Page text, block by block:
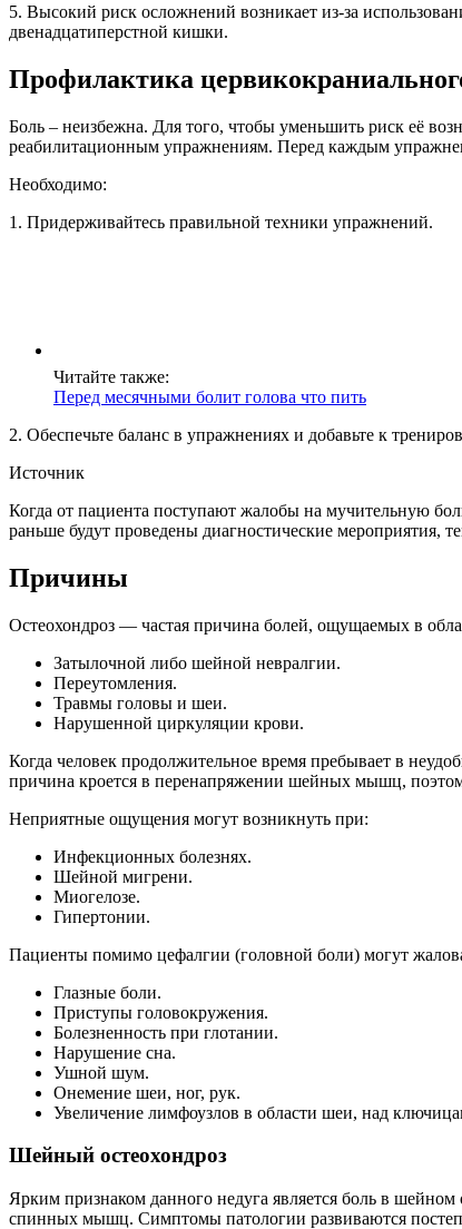
5. Высокий риск осложнений возникает из-за
двенадцатиперстной кишки.
Профилактика
Боль – неизбежна. Для того, чтобы уменьшить риск её
реабилитационным упражнениям. Перед каждым
Необходимо:
1. Придерживайтесь правильной техники упражнений.
Читайте также:
Перед месячными болит голова что пить
2. Обеспечьте баланс в упражнениях и добавьте к
Источник
Когда от пациента поступают жалобы на мучительную
раньше будут проведены диагностические мероприятия,
Причины
Остеохондроз — частая причина болей, ощущаемых в
Затылочной либо шейной невралгии.
Переутомления.
Травмы головы и шеи.
Нарушенной циркуляции крови.
Когда человек продолжительное время пребывает в
причина кроется в перенапряжении шейных мышц,
Неприятные ощущения могут возникнуть при:
Инфекционных болезнях.
Шейной мигрени.
Миогелозе.
Гипертонии.
Пациенты помимо цефалгии (головной боли) могут
Глазные боли.
Приступы головокружения.
Болезненность при глотании.
Нарушение сна.
Ушной шум.
Онемение шеи, ног, рук.
Увеличение лимфоузлов в области шеи, над
Шейный остеохондроз
Ярким признаком данного недуга является боль в
спинных мышц. Симптомы патологии развиваются